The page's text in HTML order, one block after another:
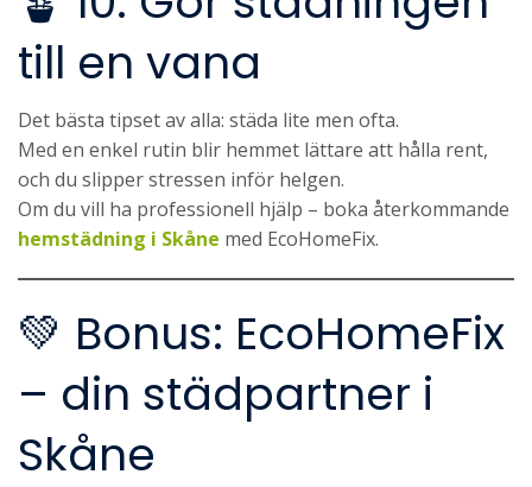
till en vana
Det bästa tipset av alla: städa lite men ofta.
Med en enkel rutin blir hemmet lättare att hålla rent,
och du slipper stressen inför helgen.
Om du vill ha professionell hjälp – boka återkommande
hemstädning i Skåne med EcoHomeFix.
💚 Bonus: EcoHomeFix
– din städpartner i
Skåne